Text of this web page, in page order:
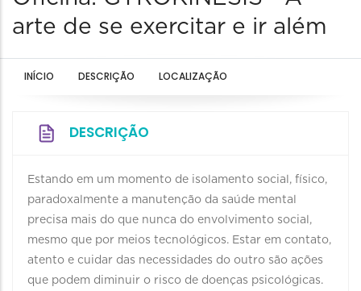
arte de se exercitar e ir além
INÍCIO DESCRIÇÃO LOCALIZAÇÃO
DESCRIÇÃO
Estando em um momento de isolamento social, físico,
paradoxalmente a manutenção da saúde mental
precisa mais do que nunca do envolvimento social,
mesmo que por meios tecnológicos. Estar em contato,
atento e cuidar das necessidades do outro são ações
que podem diminuir o risco de doenças psicológicas.